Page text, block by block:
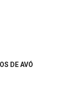
DE AVÓ